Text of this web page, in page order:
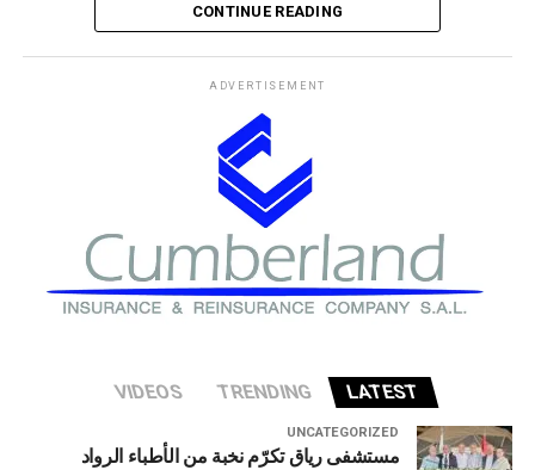
وكانت صحيفة “NOTUS” قد نقلت في وقت سابق أن محللين
في وزارة الخزانة الأميركية حذروا من ارتفاع المخاطر التي قد
تواجه الاقتصاد الأميركي إذا شهد قطاع الذكاء الاصطناعي
تصحيحا حادا أو انهيارا في التقييمات الاستثمارية.
CONTINUE READING
ADVERTISEMENT
LATEST
TRENDING
VIDEOS
UNCATEGORIZED
مستشفى رياق تكرّم نخبة من الأطباء الرواد